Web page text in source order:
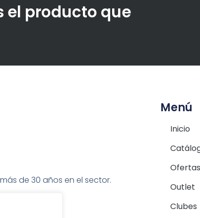
el producto que
de 30 años en el sector.
Menú
Inicio
Ofertas
Outlet
Clubes